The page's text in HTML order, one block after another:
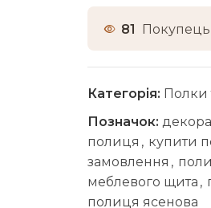
81 Покупець
Категорія: Полки
Позначок:
полиця , купити
замовлення ,
меблевого щита ,
полиця ясенова